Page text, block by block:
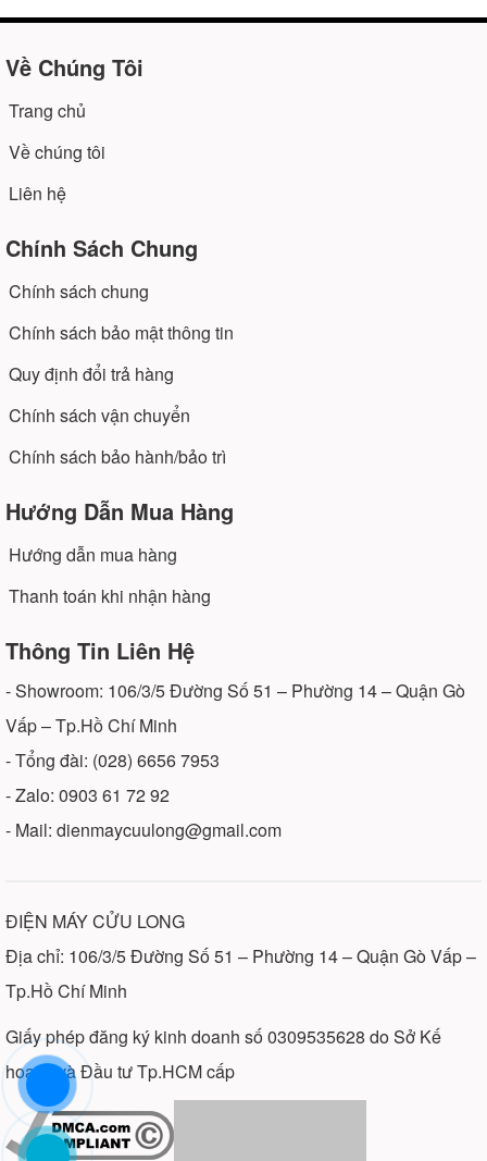
Về Chúng Tôi
Trang chủ
Về chúng tôi
Liên hệ
Chính Sách Chung
Chính sách chung
Chính sách bảo mật thông tin
Quy định đổi trả hàng
Chính sách vận chuyển
Chính sách bảo hành/bảo trì
Hướng Dẫn Mua Hàng
Hướng dẫn mua hàng
Thanh toán khi nhận hàng
Thông Tin Liên Hệ
- Showroom: 106/3/5 Đường Số 51 – Phường 14 – Quận Gò
Vấp – Tp.Hồ Chí Minh
- Tổng đài: (028) 6656 7953
- Zalo: 0903 61 72 92
- Mail: dienmaycuulong@gmail.com
ĐIỆN MÁY CỬU LONG
Địa chỉ: 106/3/5 Đường Số 51 – Phường 14 – Quận Gò Vấp –
Tp.Hồ Chí Minh
Giấy phép đăng ký kinh doanh số 0309535628 do Sở Kế
hoạch và Đầu tư Tp.HCM cấp